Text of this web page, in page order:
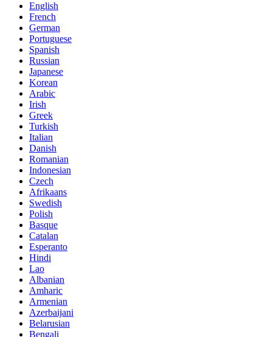
English
French
German
Portuguese
Spanish
Russian
Japanese
Korean
Arabic
Irish
Greek
Turkish
Italian
Danish
Romanian
Indonesian
Czech
Afrikaans
Swedish
Polish
Basque
Catalan
Esperanto
Hindi
Lao
Albanian
Amharic
Armenian
Azerbaijani
Belarusian
Bengali